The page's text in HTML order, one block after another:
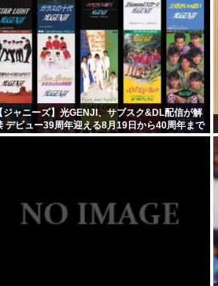
【ジャニーズ】光GENJI、サブスク&DL配信が解
デビュー39周年迎える8月19日から40周年まで
かけてリリース当時の日付に順次配信予定